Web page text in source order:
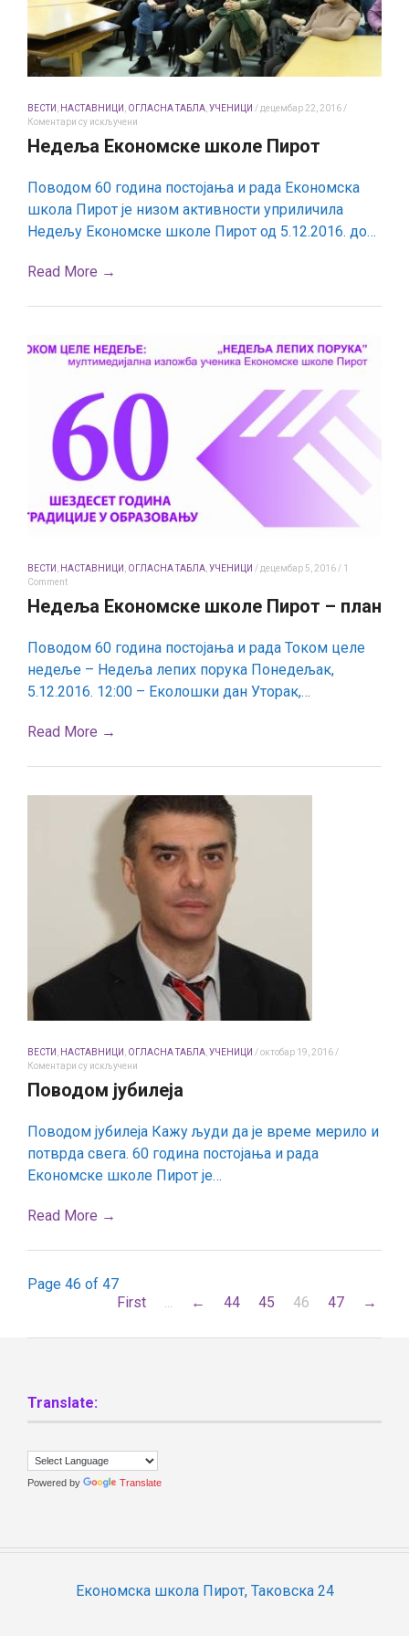
ВЕСТИ НАСТАВНИЦИ ОГЛАСНА ТАБЛА УЧЕНИЦИ / децембар 22, 2016 /
Коментари су искључени
Економске
Недеља Економске школе Пирот
Поводом 60 година постојања и рада Економска
школа Пирот је низом активности уприличила
Недељу Економске школе Пирот од 5.12.2016. до…
Read More →
ВЕСТИ НАСТАВНИЦИ ОГЛАСНА ТАБЛА УЧЕНИЦИ / децембар 5, 2016 / 1
Comment
Недеља Економске школе Пирот – план
Поводом 60 година постојања и рада Током целе
недеље – Недеља лепих порука Понедељак,
5.12.2016. 12:00 – Еколошки дан Уторак,…
Read More →
ВЕСТИ НАСТАВНИЦИ ОГЛАСНА ТАБЛА УЧЕНИЦИ /октобар 19, 2016 /
Коментари су искључени
јубилеја
Поводом јубилеја
Поводом јубилеја Кажу људи да је време мерило и
потврда свега. 60 година постојања и рада
Економске школе Пирот је…
Read More →
Page 46 of 47
First
← 44 45 46 47 →
Translate:
Powered by Translate
Економска школа Пирот, Таковска 24